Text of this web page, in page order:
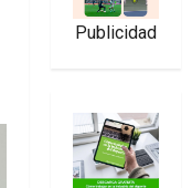
Publicidad